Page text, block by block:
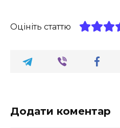
Оцініть статтю
Додати коментар